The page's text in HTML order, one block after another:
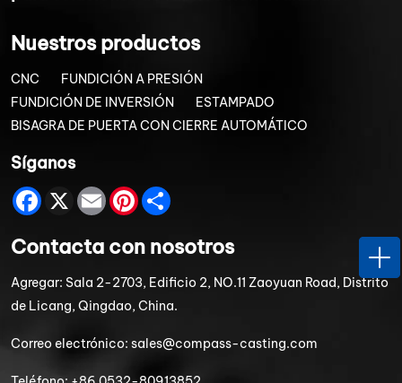
Nuestros productos
CNC
FUNDICIÓN A PRESIÓN
FUNDICIÓN DE INVERSIÓN
ESTAMPADO
BISAGRA DE PUERTA CON CIERRE AUTOMÁTICO
Síganos
Facebook
X EmailPinterest
Contacta con nosotros
Agregar: Sala 2-2703, Edificio 2, NO.11 Zaoyuan Road, Distrito
de Licang, Qingdao, China.
Correo electrónico:sales@compass-casting.com